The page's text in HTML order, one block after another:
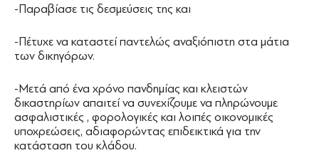
-Παραβίασε τις δεσμεύσεις της και
-Πέτυχε να καταστεί παντελώς αναξιόπιστη στα μάτια
των δικηγόρων.
-Μετά από ένα χρόνο πανδημίας και κλειστών
δικαστηρίων απαιτεί να συνεχίζουμε να πληρώνουμε
ασφαλιστικές , φορολογικές και λοιπές οικονομικές
υποχρεώσεις, αδιαφορώντας επιδεικτικά για την
κατάσταση του κλάδου.